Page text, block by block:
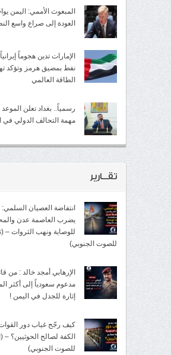
المبعوث الأممي: اليمن
العودة إلى صراع واسع
الإمارات تدين هجوماً
نفط بمضيق هرمز وتؤكد
الطاقة العالمي
رسمياً.. بغداد تعلن الموعد
مهمة التحالف الدولي في
تقــارير
انتفاضة العصيان
يضرب العاصمة عدن
للوصاية ونهب الثروات –
للصوت الجنوبي)
الإرهابي أمجد خالد : من
مدعوم سعودياً إلى أكثر
إثارة للجدل في اليمن !
كيف رجّح غياب دور القوات
الكفة لصالح الحوثيين؟
للصوت الجنوبي)